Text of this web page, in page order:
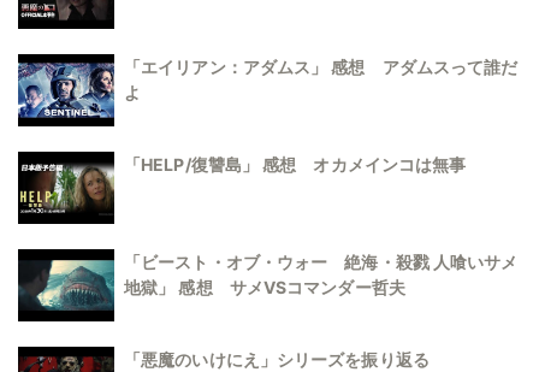
「エイリアン：アダムス」 感想 アダムスって誰だ
よ
「HELP/復讐島」 感想 オカメインコは無事
「ビースト・オブ・ウォー 絶海・殺戮 人喰いサメ
地獄」 感想 サメVSコマンダー哲夫
「悪魔のいけにえ」シリーズを振り返る